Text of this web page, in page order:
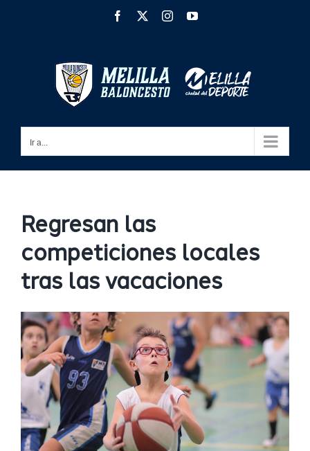
Facebook InstagramYouTube
Ir a...
Regresan las
competiciones locales
tras las vacaciones
Ver
imagen
más
grande